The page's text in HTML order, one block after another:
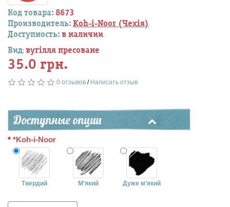
Код товара: 8673
Производитель: Koh-i-Noor (Чехія)
Доступность: в наличии
Вид: вугілля пресоване
35.0 грн.
0 отзывов / Написать отзыв
Доступные опции
*Koh-i-Noor
Твердий М'який Дуже м'який